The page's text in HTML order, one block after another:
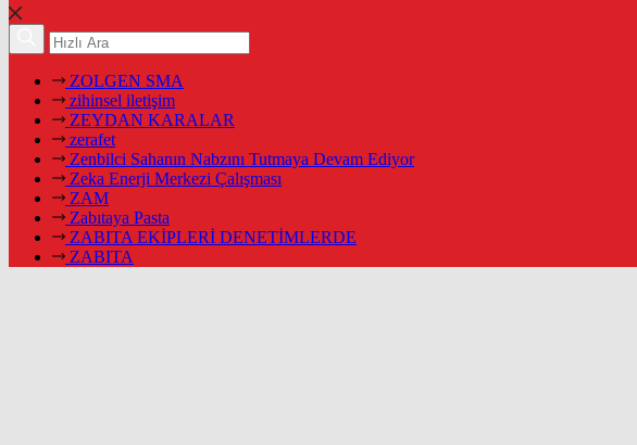
ZOLGEN SMA
zihinsel iletişim
ZEYDAN KARALAR
zerafet
Zenbilci Sahanın Nabzını Tutmaya Devam Ediyor
Zeka Enerji Merkezi Çalışması
ZAM
Zabıtaya Pasta
ZABITA EKİPLERİ DENETİMLERDE
ZABITA